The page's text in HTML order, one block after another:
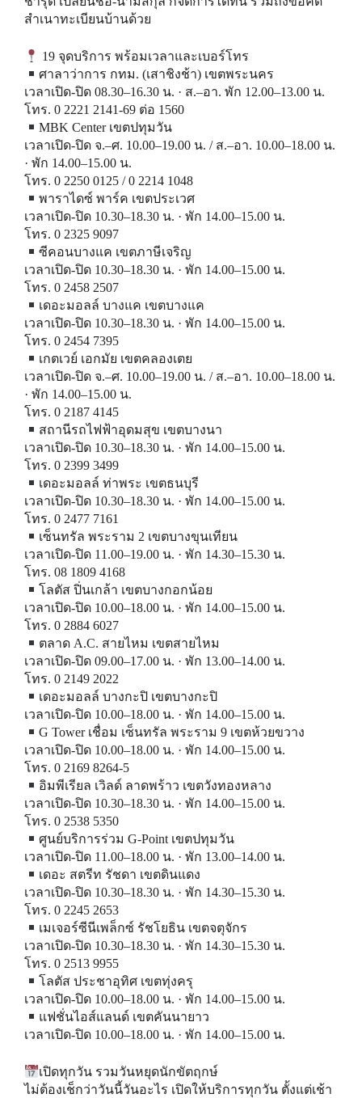
สำเนาทะเบียนบ้านด้วย
19 จุดบริการ พร้อมเวลาและเบอร์โทร
ศาลาว่าการ กทม. (เสาชิงช้า) เขตพระนคร
เวลาเปิด-ปิด 08.30–16.30 น. · ส.–อา. พัก 12.00–13.00 น.
โทร. 0 2221 2141-69 ต่อ 1560
MBK Center เขตปทุมวัน
เวลาเปิด-ปิด จ.–ศ. 10.00–19.00 น. / ส.–อา. 10.00–18.00 น.
· พัก 14.00–15.00 น.
โทร. 0 2250 0125 / 0 2214 1048
พาราไดซ์ พาร์ค เขตประเวศ
เวลาเปิด-ปิด 10.30–18.30 น. · พัก 14.00–15.00 น.
โทร. 0 2325 9097
ซีคอนบางแค เขตภาษีเจริญ
เวลาเปิด-ปิด 10.30–18.30 น. · พัก 14.00–15.00 น.
โทร. 0 2458 2507
เดอะมอลล์ บางแค เขตบางแค
เวลาเปิด-ปิด 10.30–18.30 น. · พัก 14.00–15.00 น.
โทร. 0 2454 7395
เกตเวย์ เอกมัย เขตคลองเตย
เวลาเปิด-ปิด จ.–ศ. 10.00–19.00 น. / ส.–อา. 10.00–18.00 น.
· พัก 14.00–15.00 น.
โทร. 0 2187 4145
สถานีรถไฟฟ้าอุดมสุข เขตบางนา
เวลาเปิด-ปิด 10.30–18.30 น. · พัก 14.00–15.00 น.
โทร. 0 2399 3499
เดอะมอลล์ ท่าพระ เขตธนบุรี
เวลาเปิด-ปิด 10.30–18.30 น. · พัก 14.00–15.00 น.
โทร. 0 2477 7161
เซ็นทรัล พระราม 2 เขตบางขุนเทียน
เวลาเปิด-ปิด 11.00–19.00 น. · พัก 14.30–15.30 น.
โทร. 08 1809 4168
โลตัส ปิ่นเกล้า เขตบางกอกน้อย
เวลาเปิด-ปิด 10.00–18.00 น. · พัก 14.00–15.00 น.
โทร. 0 2884 6027
ตลาด A.C. สายไหม เขตสายไหม
เวลาเปิด-ปิด 09.00–17.00 น. · พัก 13.00–14.00 น.
โทร. 0 2149 2022
เดอะมอลล์ บางกะปิ เขตบางกะปิ
เวลาเปิด-ปิด 10.00–18.00 น. · พัก 14.00–15.00 น.
G Tower เชื่อม เซ็นทรัล พระราม 9 เขตห้วยขวาง
เวลาเปิด-ปิด 10.00–18.00 น. · พัก 14.00–15.00 น.
โทร. 0 2169 8264-5
อิมพีเรียล เวิลด์ ลาดพร้าว เขตวังทองหลาง
เวลาเปิด-ปิด 10.30–18.30 น. · พัก 14.00–15.00 น.
โทร. 0 2538 5350
ศูนย์บริการร่วม G-Point เขตปทุมวัน
เวลาเปิด-ปิด 11.00–18.00 น. · พัก 13.00–14.00 น.
เดอะ สตรีท รัชดา เขตดินแดง
เวลาเปิด-ปิด 10.30–18.30 น. · พัก 14.30–15.30 น.
โทร. 0 2245 2653
เมเจอร์ซีนีเพล็กซ์ รัชโยธิน เขตจตุจักร
เวลาเปิด-ปิด 10.30–18.30 น. · พัก 14.30–15.30 น.
โทร. 0 2513 9955
โลตัส ประชาอุทิศ เขตทุ่งครุ
เวลาเปิด-ปิด 10.00–18.00 น. · พัก 14.00–15.00 น.
แฟชั่นไอส์แลนด์ เขตคันนายาว
เวลาเปิด-ปิด 10.00–18.00 น. · พัก 14.00–15.00 น.
เปิดทุกวัน รวมวันหยุดนักขัตฤกษ์
ไม่ต้องเช็กว่าวันนี้วันอะไร เปิดให้บริการทุกวัน ตั้งแต่เช้า